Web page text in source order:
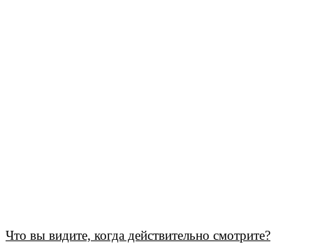
Что вы видите, когда действительно смотрите?